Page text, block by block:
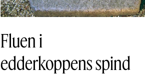
Fluen i
edderkoppens spind